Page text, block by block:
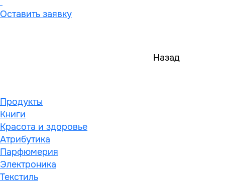
Оставить заявку
Назад
Продукты
Книги
Красота и здоровье
Атрибутика
Парфюмерия
Электроника
Текстиль